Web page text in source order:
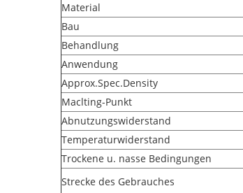
Material
Bau
Behandlung
Anwendung
Approx.Spec.Density
Maclting-Punkt
Abnutzungswiderstand
Temperaturwiderstand
Trockene u. nasse Bedingungen
Strecke des Gebrauches